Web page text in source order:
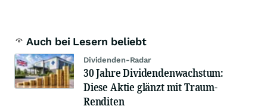
Auch bei Lesern beliebt
Dividenden-Radar
30 Jahre Dividendenwachstum:
Diese Aktie glänzt mit Traum-
Renditen